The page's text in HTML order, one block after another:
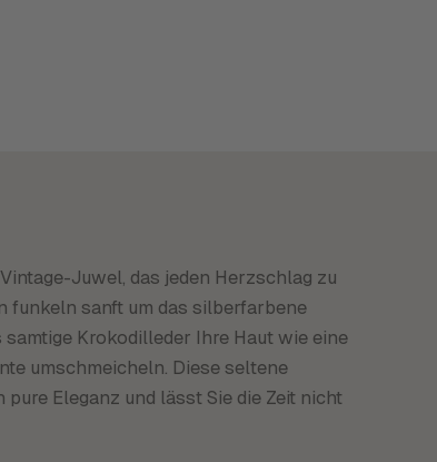
Juwel, das jeden Herzschlag zu
funkeln sanft um das silberfarbene
Krokodilleder Ihre Haut wie eine
umschmeicheln. Diese seltene
Eleganz und lässt Sie die Zeit nicht